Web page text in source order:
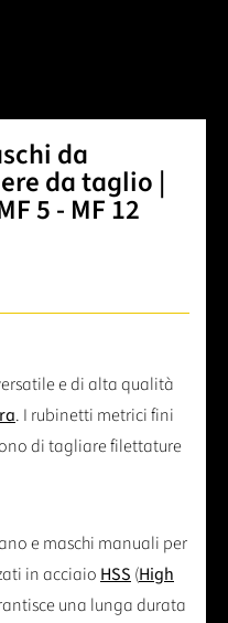
da
da taglio |
5 - MF 12
e di alta qualità
. I rubinetti metrici fini
di tagliare filettature
e maschi manuali per
in acciaio HSS (High
una lunga durata